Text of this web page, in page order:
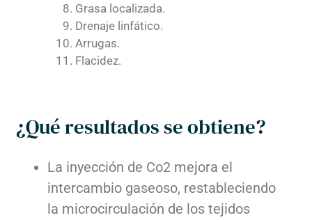
Grasa localizada.
Drenaje linfático.
Arrugas.
Flacidez.
¿Qué resultados se obtiene?
La inyección de Co2 mejora el
intercambio gaseoso, restableciendo
la microcirculación de los tejidos